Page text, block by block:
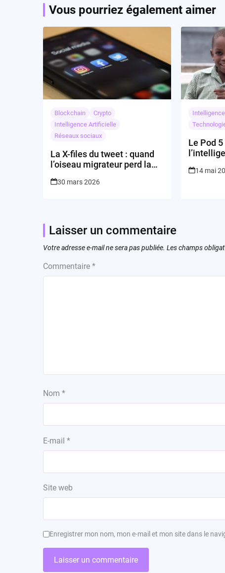
Vous pourriez également aimer
Blockchain
Crypto
Intelligence Artificielle
Réseaux sociaux
La X-files du tweet : quand
l’oiseau migrateur perd la
30 mars 2026
Le Pod 5
nuits ?
14 mai
Laisser un commentaire
Votre adresse e-mail ne sera pas publiée. Les champs
Commentaire *
Nom *
E-mail *
Site web
Enregistrer mon nom, mon e-mail et mon site dans le